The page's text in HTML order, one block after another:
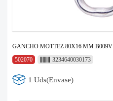
GANCHO MOTTEZ 80X16 MM B009V
502070
3234640030173
1 Uds(Envase)